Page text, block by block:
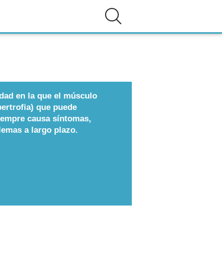
en la que el músculo
que puede
causa síntomas,
a largo plazo.